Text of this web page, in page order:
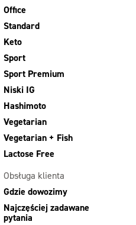
Office
Standard
Keto
Sport
Sport Premium
Niski IG
Hashimoto
Vegetarian
Vegetarian + Fish
Lactose Free
Obsługa klienta
Gdzie dowozimy
Najczęściej zadawane
pytania